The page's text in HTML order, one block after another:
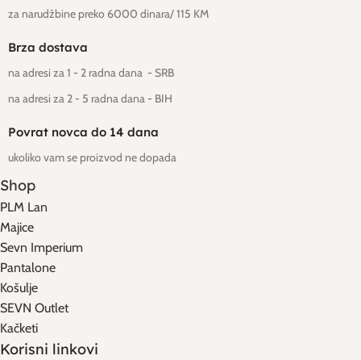
za narudžbine preko 6000 dinara/ 115 KM
Brza dostava
na adresi za 1 - 2 radna dana - SRB
na adresi za 2 - 5 radna dana- BIH
Povrat novca do 14 dana
ukoliko vam se proizvod ne dopada
Shop
PLM Lan
Majice
Sevn Imperium
Pantalone
Košulje
SEVN Outlet
Kačketi
Korisni linkovi